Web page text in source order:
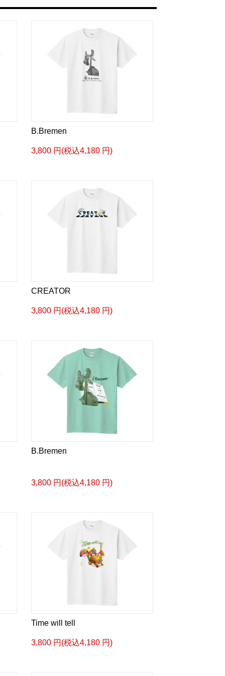
B.Bremen
3,800 円(税込4,180 円)
CREATOR
3,800 円(税込4,180 円)
B.Bremen
3,800 円(税込4,180 円)
Time will tell
3,800 円(税込4,180 円)